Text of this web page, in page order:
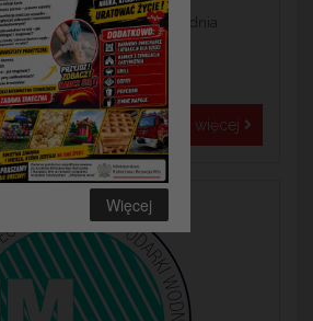
Więcej
03.08.2026 do godz. 20:00 dnia
Czytaj więcej